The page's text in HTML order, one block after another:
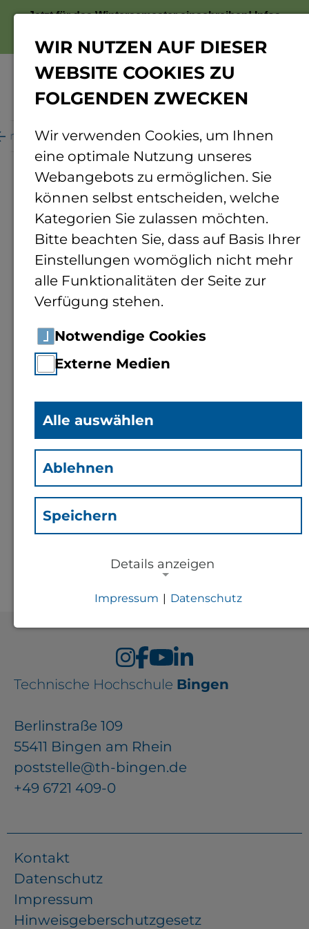
Jetzt für das Wintersemester einschreiben!Infos
Personenverzeichnis Personendetails
Liat Brauner (bli)
Kontakt
Technische Hochschule Bingen
Berlinstraße 109
55411 Bingen am Rhein
poststelle@th-bingen.de
+49 6721 409-0
Kontakt
Datenschutz
Impressum
Hinweisgeberschutzgesetz
WIR NUTZEN AUF DIESER
WEBSITE COOKIES ZU
FOLGENDEN ZWECKEN
Wir verwenden Cookies, um Ihnen
eine optimale Nutzung unseres
Webangebots zu ermöglichen. Sie
können selbst entscheiden, welche
Kategorien Sie zulassen möchten.
Bitte beachten Sie, dass auf Basis Ihrer
Einstellungen womöglich nicht mehr
alle Funktionalitäten der Seite zur
Verfügung stehen.
Notwendige Cookies
Externe Medien
Alle auswählen
Ablehnen
Speichern
Details anzeigen
Verwaltung und für die generelle
Funktionalität der Seite (immer
EXTERNE MEDIEN
Einbinden externer Videos,
Standortdaten oder
Stellenanzeigen.
Impressum | Datenschutz